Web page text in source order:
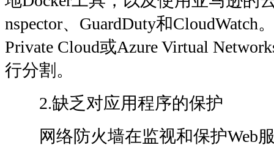
nspector、GuardDuty和CloudWatch
Private Cloud或Azure Virtual
行分割。
2.缺乏对应用程序的保护
网络防火墙在监视和保护Web